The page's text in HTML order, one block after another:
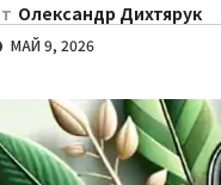
Олександр Дихтярук
МАЙ 9, 2026